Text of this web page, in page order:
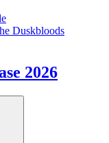
Duskbloods
2026